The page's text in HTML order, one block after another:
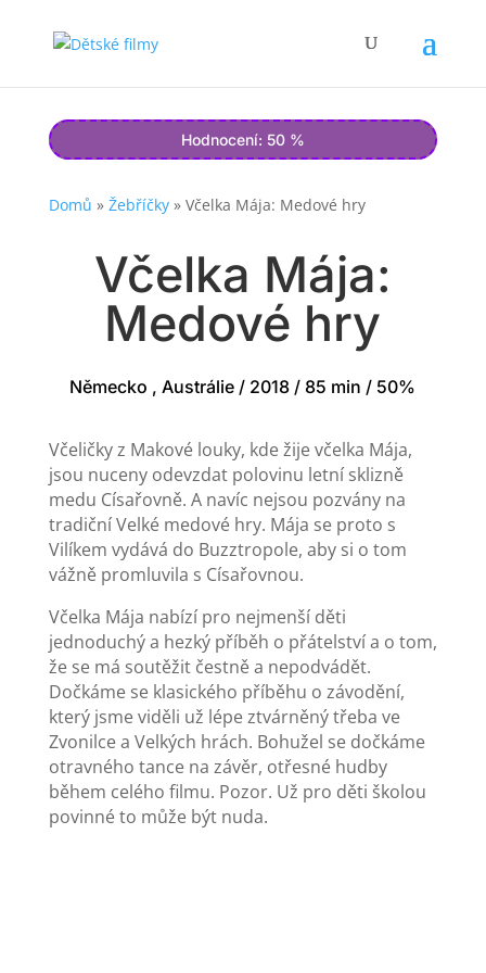
Hodnocení: 50 %
Domů » Žebříčky» Včelka Mája: Medové hry
Včelka Mája:
Medové hry
Německo , Austrálie / 2018 / 85 min / 50%
Včeličky z Makové louky, kde žije včelka Mája,
jsou nuceny odevzdat polovinu letní sklizně
medu Císařovně. A navíc nejsou pozvány na
tradiční Velké medové hry. Mája se proto s
Vilíkem vydává do Buzztropole, aby si o tom
vážně promluvila s Císařovnou.
Včelka Mája nabízí pro nejmenší děti
jednoduchý a hezký příběh o přátelství a o tom,
že se má soutěžit čestně a nepodvádět.
Dočkáme se klasického příběhu o závodění,
který jsme viděli už lépe ztvárněný třeba ve
Zvonilce a Velkých hrách. Bohužel se dočkáme
otravného tance na závěr, otřesné hudby
během celého filmu. Pozor. Už pro děti školou
povinné to může být nuda.